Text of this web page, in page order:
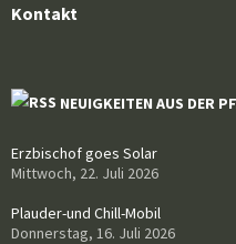
Kontakt
NEUIGKEITEN AUS DER
Erzbischof goes Solar
Mittwoch, 22. Juli 2026
Plauder-und Chill-Mobil
Donnerstag, 16. Juli 2026